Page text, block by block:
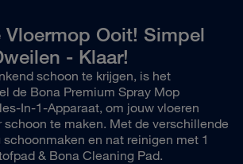
Vloermop Ooit! Simpel
- Klaar!
schoon te krijgen, is het
de Bona Premium Spray Mop
In-1-Apparaat, om jouw vloeren
schoon te maken. Met de verschillende
schoonmaken en nat reinigen met 1
& Bona Cleaning Pad.